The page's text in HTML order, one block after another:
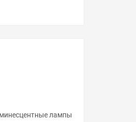
лампы